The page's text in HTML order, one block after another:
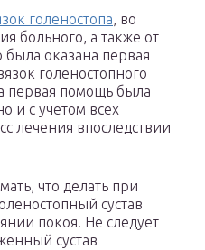
голеностопа, во
больного, а также от
была оказана первая
голеностопного
первая помощь была
и с учетом всех
лечения впоследствии
что делать при
сустав
покоя. Не следует
сустав